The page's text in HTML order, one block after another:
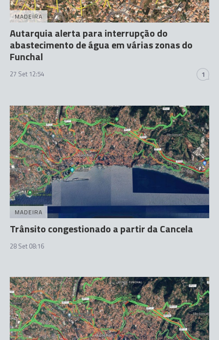
MADEIRA
Autarquia alerta para interrupção do
abastecimento de água em várias zonas do
Funchal
27 Set 12:54 1
MADEIRA
Trânsito congestionado a partir da Cancela
28 Set 08:16